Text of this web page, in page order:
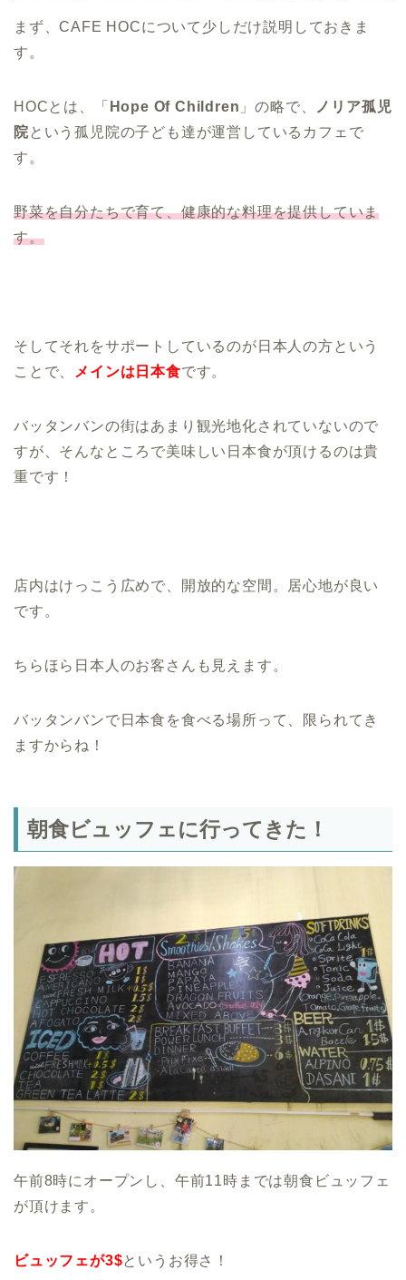
まず、CAFE HOCについて少しだけ説明しておきま
す。
HOCとは、「 Hope Of Children 」の略で、
ノリア孤児
院という孤児院の子ども達が運営しているカフェで
す。
野菜を自分たちで育て、健康的な料理を提供していま
す。
そしてそれをサポートしているのが日本人の方という
ことで、
メインは日本食です。
バッタンバンの街はあまり観光地化されていないので
すが、そんなところで美味しい日本食が頂けるのは貴
重です！
店内はけっこう広めで、開放的な空間。居心地が良い
です。
ちらほら日本人のお客さんも見えます。
バッタンバンで日本食を食べる場所って、限られてき
ますからね！
朝食ビュッフェに行ってきた！
午前8時にオープンし、午前11時までは朝食ビュッフェ
が頂けます。
ビュッフェが3$というお得さ！